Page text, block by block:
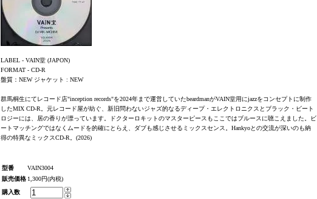
LABEL - VAIN堂 (JAPON)
FORMAT - CD-R
盤質：NEW ジャケット : NEW
群馬桐生にてレコード店"inception records"を2024年まで運営していたbeardmanがVAIN堂用にjazzをコンセプトに制作
したMIX CD-R。元レコード屋が紡ぐ、新旧問わないジャズ的なるディープ・エレクトロニクスとブラック・ビート
ロジーには、居の香りが漂っています。ドクターロキットのマスターピースもここではブルースに聴こえました。ビ
ートマッチングではなくムードを的確にとらえ、ダブも感じさせるミックスセンス。Hankyoとの交流が深いのも納
得の特異なミックスCD-R。(2026)
型番
VAIN3004
販売価格 1,300円(内税)
購入数